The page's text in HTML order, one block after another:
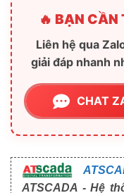
🔥 BẠN
Liên hệ qua
giải đáp nhanh
CHAT
ATSCADA - Hệ